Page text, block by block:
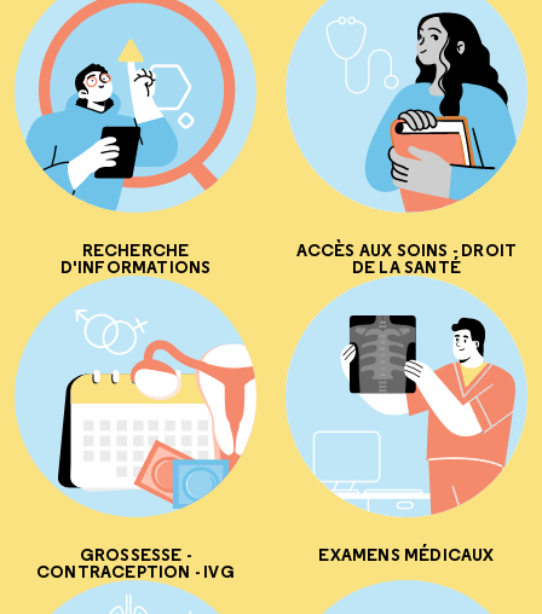
RECHERCHE
D'INFORMATIONS
ACCÈS AUX SOINS - DROIT
DE LA SANTÉ
GROSSESSE -
CONTRACEPTION - IVG
EXAMENS MÉDICAUX